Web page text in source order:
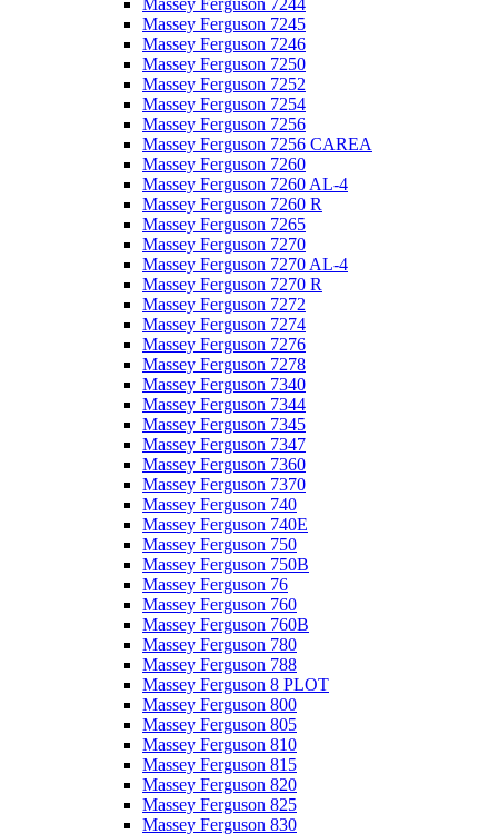
Massey Ferguson 7244
Massey Ferguson 7245
Massey Ferguson 7246
Massey Ferguson 7250
Massey Ferguson 7252
Massey Ferguson 7254
Massey Ferguson 7256
Massey Ferguson 7256 CAREA
Massey Ferguson 7260
Massey Ferguson 7260 AL-4
Massey Ferguson 7260 R
Massey Ferguson 7265
Massey Ferguson 7270
Massey Ferguson 7270 AL-4
Massey Ferguson 7270 R
Massey Ferguson 7272
Massey Ferguson 7274
Massey Ferguson 7276
Massey Ferguson 7278
Massey Ferguson 7340
Massey Ferguson 7344
Massey Ferguson 7345
Massey Ferguson 7347
Massey Ferguson 7360
Massey Ferguson 7370
Massey Ferguson 740
Massey Ferguson 740E
Massey Ferguson 750
Massey Ferguson 750B
Massey Ferguson 76
Massey Ferguson 760
Massey Ferguson 760B
Massey Ferguson 780
Massey Ferguson 788
Massey Ferguson 8 PLOT
Massey Ferguson 800
Massey Ferguson 805
Massey Ferguson 810
Massey Ferguson 815
Massey Ferguson 820
Massey Ferguson 825
Massey Ferguson 830